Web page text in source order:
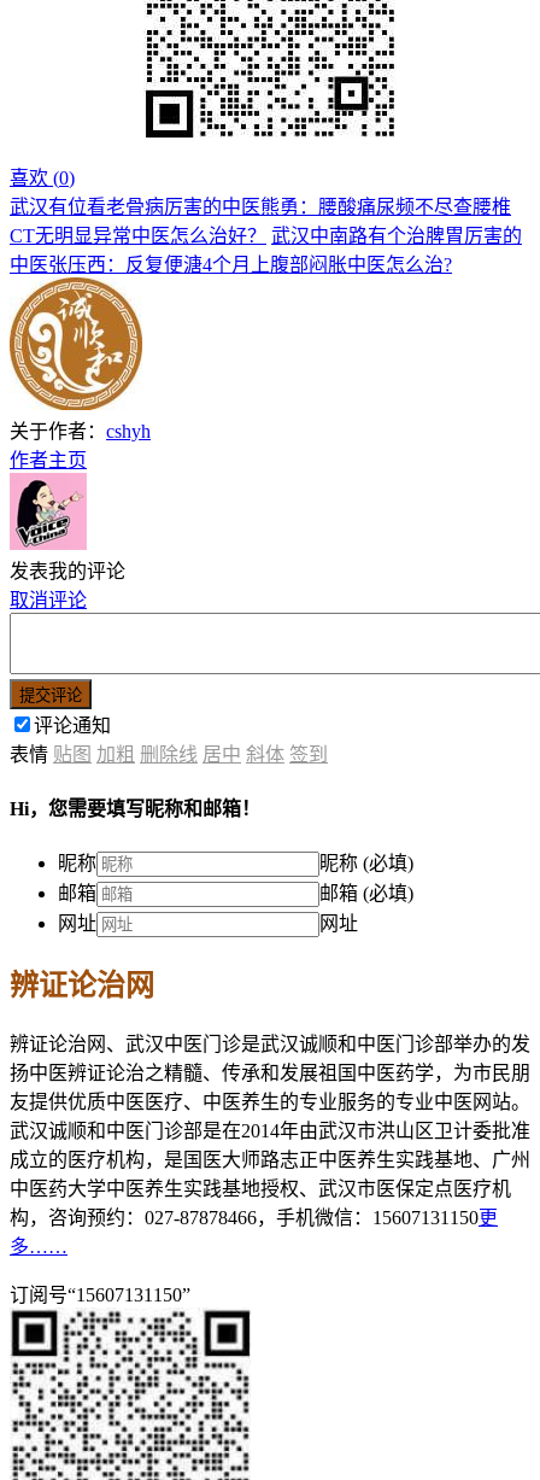
喜欢 (0)
武汉有位看老骨病厉害的中医熊勇：腰酸痛尿频不尽查腰椎
CT无明显异常中医怎么治好？
武汉中南路有个治脾胃厉害的
中医张压西：反复便溏4个月上腹部闷胀中医怎么治?
关于作者： cshyh
作者主页
发表我的评论
取消评论
提交评论
评论通知
表情 贴图 加粗 删除线 居中 斜体 签到
Hi，您需要填写昵称和邮箱！
昵称
昵称 (必填)
邮箱
邮箱 (必填)
网址
网址
辨证论治网
辨证论治网、武汉中医门诊是武汉诚顺和中医门诊部举办的发
扬中医辨证论治之精髓、传承和发展祖国中医药学，为市民朋
友提供优质中医医疗、中医养生的专业服务的专业中医网站。
武汉诚顺和中医门诊部是在2014年由武汉市洪山区卫计委批准
成立的医疗机构，是国医大师路志正中医养生实践基地、广州
中医药大学中医养生实践基地授权、武汉市医保定点医疗机
构，咨询预约：027-87878466，手机微信：15607131150更
多……
订阅号“15607131150”